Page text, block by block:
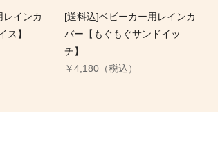
レインカ
ス】
[送料込]ベビーカー用レインカ
バー【もぐもぐサンドイッ
チ】
￥4,180（税込）